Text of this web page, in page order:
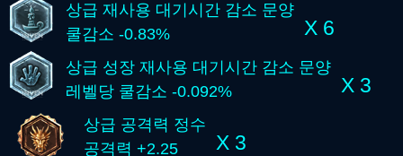
상급 재사용 대기시간 감소 문양
쿨감소 -0.83%
X 6
상급 성장 재사용 대기시간 감소 문양
레벨당 쿨감소 -0.092%
X 3
상급 공격력 정수
공격력 +2.25
X 3